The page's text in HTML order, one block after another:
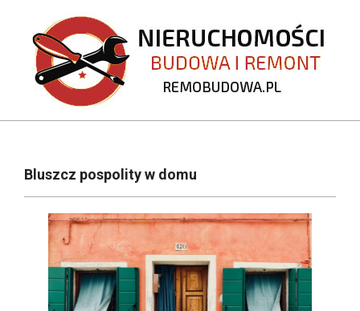
content
REMOBUDOWA.PL
NavigationBluszcz pospolity w domu